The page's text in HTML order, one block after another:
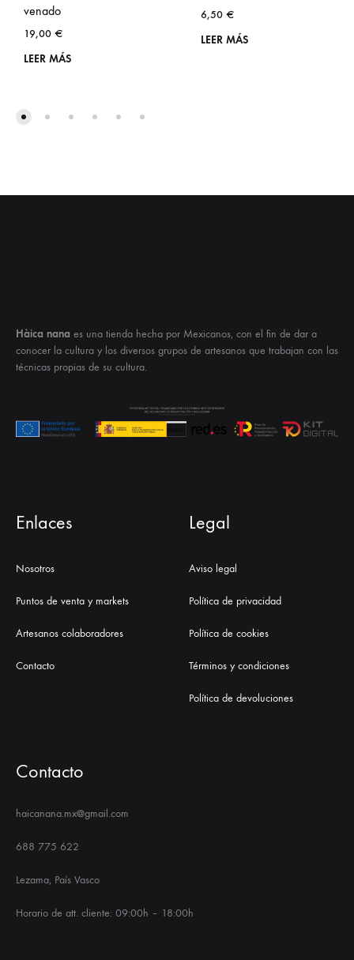
venado
19,00 €
LEER MÁS
6,50 €
LEER MÁS
Hàica nana es una tienda hecha por Mexicanos, con el fin de dar a
conocer la cultura y los diversos grupos de artesanos que trabajan con las
técnicas propias de su cultura.
Enlaces
Nosotros
Puntos de venta y markets
Artesanos colaboradores
Contacto
Legal
Aviso legal
Política de privacidad
Política de cookies
Términos y condiciones
Política de devoluciones
Contacto
haicanana.mx@gmail.com
688 775 622
Lezama, País Vasco
Horario de att. cliente: 09:00h – 18:00h